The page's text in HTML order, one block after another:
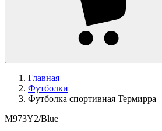
Главная
Футболки
Футболка спортивная Термирра
M973Y2/Blue